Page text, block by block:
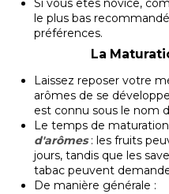
Si vous êtes novice,
le plus bas
préférences.
La
Laissez reposer votre
arômes de se
est connu sous le nom
Le temps de
d'arômes: les fruits
jours, tandis que les
tabac peuvent
De manière générale :